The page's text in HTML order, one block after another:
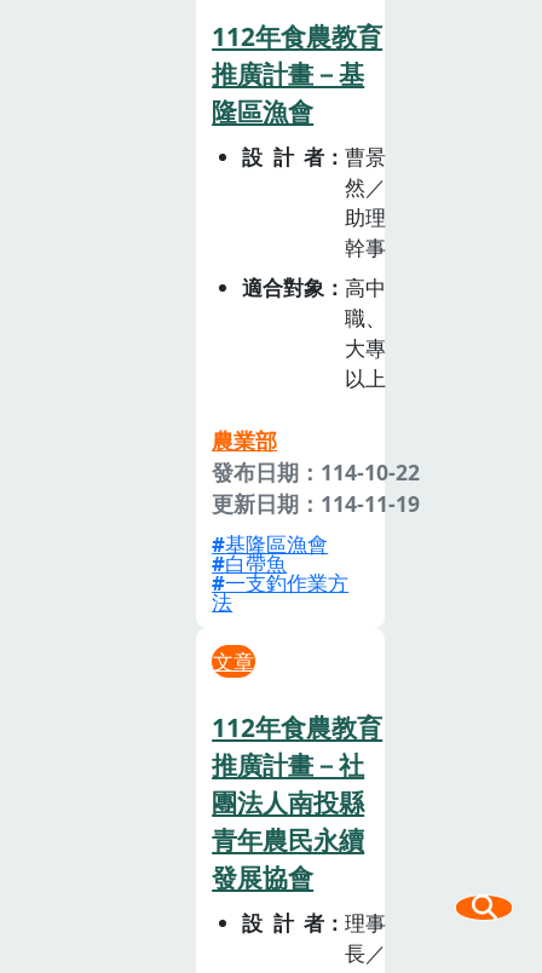
112年食農教育
推廣計畫－基
隆區漁會
設計者
曹景
然／
助理
幹事
適合對象
高中
職、
大專
以上
農業部
發布日期：114-10-22
更新日期：114-11-19
基隆區漁會
白帶魚
一支釣作業方
法
文章
112年食農教育
推廣計畫－社
團法人南投縣
青年農民永續
發展協會
設計者
理事
長／